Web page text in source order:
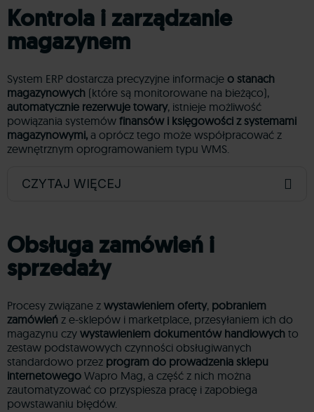
Kontrola i zarządzanie
magazynem
System ERP dostarcza precyzyjne informacje o stanach
magazynowych (które są monitorowane na bieżąco),
automatycznie rezerwuje towary, istnieje możliwość
powiązania systemów finansów i księgowości z systemami
magazynowymi, a oprócz tego może współpracować z
zewnętrznym oprogramowaniem typu WMS.
CZYTAJ WIĘCEJ
Obsługa zamówień i
sprzedaży
Procesy związane z wystawieniem oferty, pobraniem
zamówień z e-sklepów i marketplace, przesyłaniem ich do
magazynu czy wystawieniem dokumentów handlowych to
zestaw podstawowych czynności obsługiwanych
standardowo przez program do prowadzenia sklepu
internetowego Wapro Mag, a część z nich można
zautomatyzować co przyspiesza pracę i zapobiega
powstawaniu błędów.